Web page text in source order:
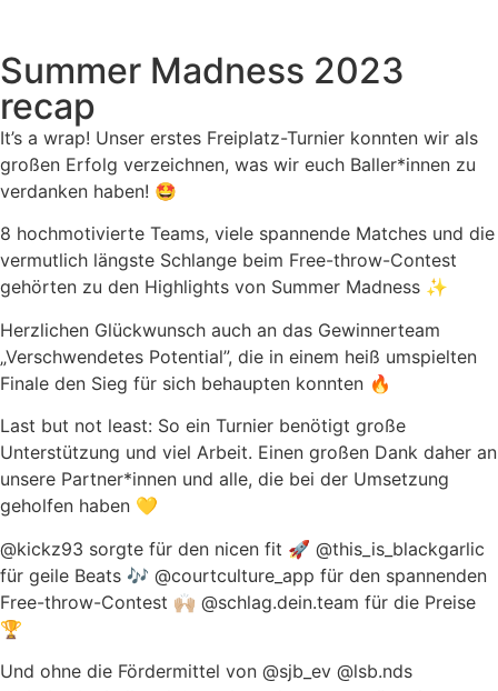
content
Summer Madness 2023
recap
It’s a wrap! Unser erstes Freiplatz-Turnier konnten wir als
großen Erfolg verzeichnen, was wir euch Baller*innen zu
verdanken haben! 🤩
8 hochmotivierte Teams, viele spannende Matches und die
vermutlich längste Schlange beim Free-throw-Contest
gehörten zu den Highlights von Summer Madness ✨
Herzlichen Glückwunsch auch an das Gewinnerteam
„Verschwendetes Potential”, die in einem heiß umspielten
Finale den Sieg für sich behaupten konnten 🔥
Last but not least: So ein Turnier benötigt große
Unterstützung und viel Arbeit. Einen großen Dank daher an
unsere Partner*innen und alle, die bei der Umsetzung
geholfen haben 💛
@kickz93 sorgte für den nicen fit 🚀 @this_is_blackgarlic
für geile Beats 🎶 @courtculture_app für den spannenden
Free-throw-Contest 🙌🏼 @schlag.dein.team für die Preise
🏆
Und ohne die Fördermittel von @sjb_ev @lsb.nds